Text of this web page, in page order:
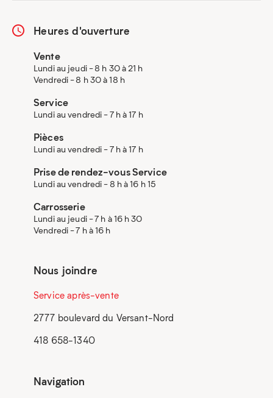
Heures d'ouverture
Vente
Lundi au jeudi - 8 h 30 à 21 h
Vendredi - 8 h 30 à 18 h
Service
Lundi au vendredi - 7 h à 17 h
Pièces
Lundi au vendredi - 7 h à 17 h
Prise de rendez-vous Service
Lundi au vendredi - 8 h à 16 h 15
Carrosserie
Lundi au jeudi - 7 h à 16 h 30
Vendredi - 7 h à 16 h
Nous joindre
Service après-vente
2777 boulevard du Versant-Nord
418 658-1340
Navigation